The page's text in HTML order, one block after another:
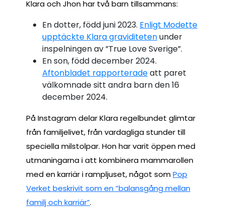
Klara och Jhon har två barn tillsammans:
En dotter, född juni 2023. Enligt Modette
upptäckte Klara graviditetenunder
inspelningen av ”True Love Sverige”.
En son, född december 2024.
Aftonbladet rapporteradeatt paret
välkomnade sitt andra barn den 16
december 2024.
På Instagram delar Klara regelbundet glimtar
från familjelivet, från vardagliga stunder till
speciella milstolpar. Hon har varit öppen med
utmaningarna i att kombinera mammarollen
med en karriär i rampljuset, något somPop
Verket beskrivit som en ”balansgång mellan
familj och karriär”.